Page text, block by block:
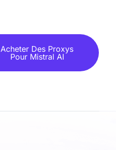
Acheter Des Proxys
Pour Mistral AI